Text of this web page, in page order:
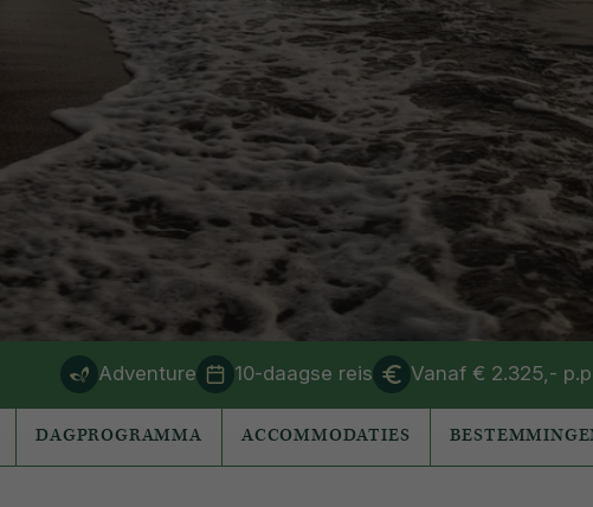
Adventure 10-daagse reis Vanaf € 2.325,-
DAGPROGRAMMA ACCOMMODATIES